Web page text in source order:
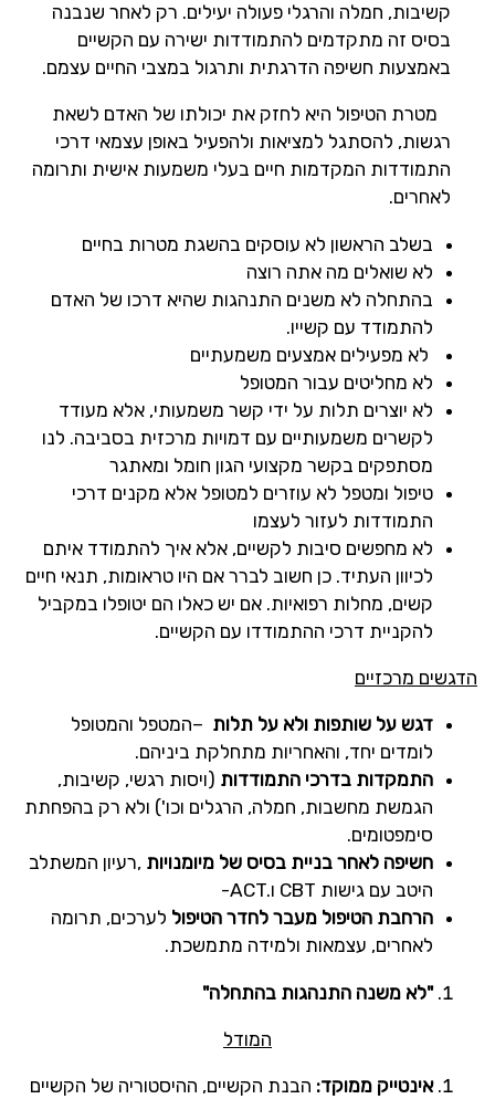
קשיבות, חמלה והרגלי פעולה יעילים. רק לאחר שנבנה
בסיס זה מתקדמים להתמודדות ישירה עם הקשיים
באמצעות חשיפה הדרגתית ותרגול במצבי החיים עצמם.
מטרת הטיפול היא לחזק את יכולתו של האדם לשאת
רגשות, להסתגל למציאות ולהפעיל באופן עצמאי דרכי
התמודדות המקדמות חיים בעלי משמעות אישית ותרומה
לאחרים.
בשלב הראשון לא עוסקים בהשגת מטרות בחיים
לא שואלים מה אתה רוצה
בהתחלה לא משנים התנהגות שהיא דרכו של האדם
להתמודד עם קשייו.
לא מפעילים אמצעים משמעתיים
לא מחליטים עבור המטופל
לא יוצרים תלות על ידי קשר משמעותי, אלא מעודד
לקשרים משמעותיים עם דמויות מרכזית בסביבה. לנו
מסתפקים בקשר מקצועי הגון חומל ומאתגר
טיפול ומטפל לא עוזרים למטופל אלא מקנים דרכי
התמודדות לעזור לעצמו
לא מחפשים סיבות לקשיים, אלא איך להתמודד איתם
לכיוון העתיד. כן חשוב לברר אם היו טראומות, תנאי חיים
קשים, מחלות רפואיות. אם יש כאלו הם יטופלו במקביל
להקניית דרכי ההתמודדו עם הקשיים.
הדגשים מרכזיים
דגש על שותפות ולא על תלות –המטפל והמטופל
לומדים יחד, והאחריות מתחלקת ביניהם.
התמקדות בדרכי התמודדות (ויסות רגשי, קשיבות,
הגמשת מחשבות, חמלה, הרגלים וכו') ולא רק בהפחתת
סימפטומים.
חשיפה לאחר בניית בסיס של מיומנויות ,רעיון המשתלב
היטב עם גישות CBT ו-ACT.
הרחבת הטיפול מעבר לחדר הטיפול לערכים, תרומה
לאחרים, עצמאות ולמידה מתמשכת.
"לא משנה התנהגות בהתחלה"
המודל
אינטייק ממוקד: הבנת הקשיים, ההיסטוריה של הקשיים